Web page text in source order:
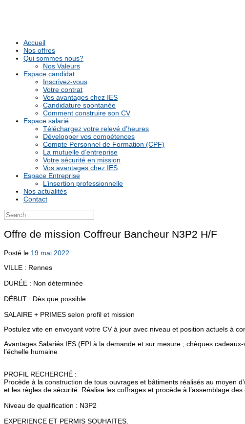
Accueil
Nos offres
Qui sommes nous?
Nos Valeurs
Espace candidat
Inscrivez-vous
Votre contrat
Vos avantages chez IES
Candidature spontanée
Comment construire son CV
Espace salarié
Téléchargez votre relevé d’heures
Développer vos compétences
Compte Personnel de Formation (CPF)
La mutuelle d’entreprise
Votre sécurité en mission
Vos avantages chez IES
Espace Entreprise
L’insertion professionnelle
Nos actualités
Contact
Offre de mission Coffreur Bancheur N3P2 H/F
Posté le 19 mai 2022
VILLE : Rennes
DURÉE : Non déterminée
DÉBUT : Dès que possible
SALAIRE + PRIMES selon profil et mission
Postulez vite en envoyant votre CV à jour avec niveau et position actuels à
Avantages Salariés IES (EPI à la demande et sur mesure ; chèques
l’échelle humaine
PROFIL RECHERCHÉ :
Procède à la construction de tous ouvrages et bâtiments réalisés au moyen
et les règles de sécurité. Réalise les coffrages et procède à l’assemblage
Niveau de qualification : N3P2
EXPERIENCE ET PERMIS SOUHAITES.